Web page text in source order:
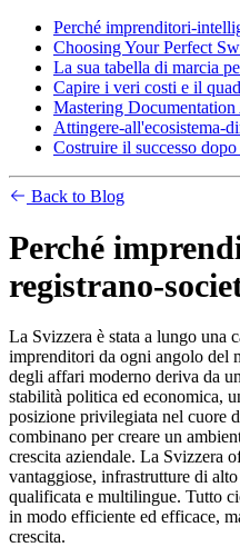
Perché imprenditori-
Choosing Your Perfect
La sua tabella di marcia
Capire i veri costi e il
Mastering
Attingere-all'ecosistema-
Costruire il successo
Back to Blog
Perché
registrano-
La Svizzera è stata a lungo una
imprenditori da ogni angolo del
degli affari moderno deriva da
stabilità politica ed economica,
posizione privilegiata nel cuore
combinano per creare un
crescita aziendale. La Svizzera
vantaggiose, infrastrutture di
qualificata e multilingue. Tutto
in modo efficiente ed efficace,
crescita.